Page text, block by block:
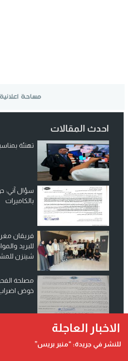
احدث المقالات
تهنئة
سؤال آني:
بالكاميرات
فريقان
للبريد
شينزن
مصلحة
خوض اضراب أيام 25 و
انضم الينا على فيسبوك
الاخبار العاجلة
للنشر في جريدة: “منبر بريس”